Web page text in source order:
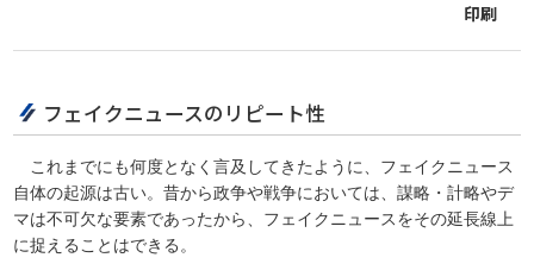
印刷
フェイクニュースのリピート性
これまでにも何度となく言及してきたように、フェイクニュース
自体の起源は古い。昔から政争や戦争においては、謀略・計略やデ
マは不可欠な要素であったから、フェイクニュースをその延長線上
に捉えることはできる。